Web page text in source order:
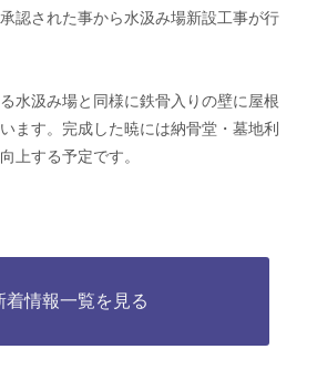
認された事から水汲み場新設工事が行
水汲み場と同様に鉄骨入りの壁に屋根
ます。完成した暁には納骨堂・墓地利
上する予定です。
着情報一覧を見る